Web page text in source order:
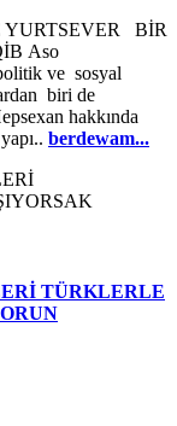
BİR
Aso
ve sosyal
biri de
hakkında
berdewam...
TÜRKLERLE